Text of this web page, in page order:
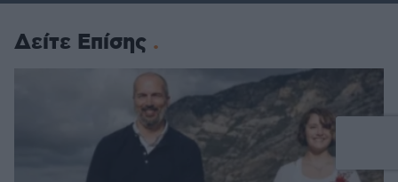
Δείτε Επίσης